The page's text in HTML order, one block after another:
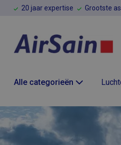
20 jaar expertise Grootste
Alle categorieën